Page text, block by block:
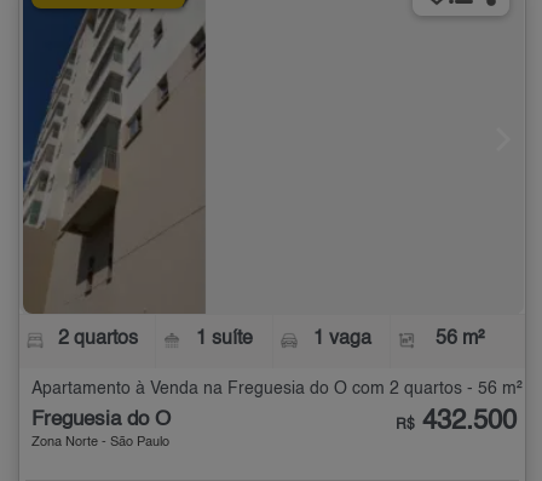
2 quartos 1 suíte 1 vaga 56 m²
Apartamento à Venda na Freguesia do Ó com 2 quartos - 56 m²
Freguesia do Ó
Zona Norte - São Paulo
R$ 432.500